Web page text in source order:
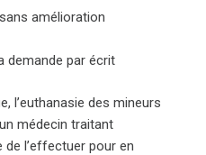
amélioration
demande par écrit
l’euthanasie des mineurs
médecin traitant
l’effectuer pour en